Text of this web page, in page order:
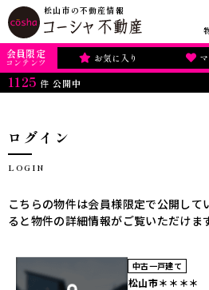
松山市の不動産情報
会員限定
コンテンツ お気に入り
1125 件 公開中
ログイン
LOGIN
こちらの物件は会員様限定で公開して
ると物件の詳細情報がご覧いただけます
中古一戸建て
松山市＊＊＊＊